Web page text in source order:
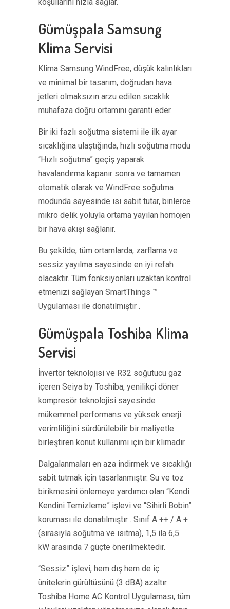
Gümüşpala Samsung
Klima Servisi
Klima Samsung WindFree, düşük kalınlıkları
ve minimal bir tasarım, doğrudan hava
jetleri olmaksızın arzu edilen sıcaklık
muhafaza doğru ortamını garanti eder.
Bir iki fazlı soğutma sistemi ile ilk ayar
sıcaklığına ulaştığında, hızlı soğutma modu
“Hızlı soğutma” geçiş yaparak
havalandırma kapanır sonra ve tamamen
otomatik olarak ve WindFree soğutma
modunda sayesinde ısı sabit tutar, binlerce
mikro delik yoluyla ortama yayılan homojen
bir hava akışı sağlanır.
Bu şekilde, tüm ortamlarda, zarflama ve
sessiz yayılma sayesinde en iyi refah
olacaktır. Tüm fonksiyonları uzaktan kontrol
etmenizi sağlayan SmartThings ™
Uygulaması ile donatılmıştır .
Gümüşpala Toshiba Klima
Servisi
İnvertör teknolojisi ve R32 soğutucu gaz
içeren Seiya by Toshiba, yenilikçi döner
kompresör teknolojisi sayesinde
mükemmel performans ve yüksek enerji
verimliliğini sürdürülebilir bir maliyetle
birleştiren konut kullanımı için bir klimadır.
Dalgalanmaları en aza indirmek ve sıcaklığı
sabit tutmak için tasarlanmıştır. Su ve toz
birikmesini önlemeye yardımcı olan “Kendi
Kendini Temizleme” işlevi ve “Sihirli Bobin”
koruması ile donatılmıştır . Sınıf A ++ / A +
(sırasıyla soğutma ve ısıtma), 1,5 ila 6,5 ​​
kW arasında 7 güçte önerilmektedir.
“Sessiz” işlevi, hem dış hem de iç
ünitelerin gürültüsünü (3 dBA) azaltır.
Toshiba Home AC Kontrol Uygulaması, tüm